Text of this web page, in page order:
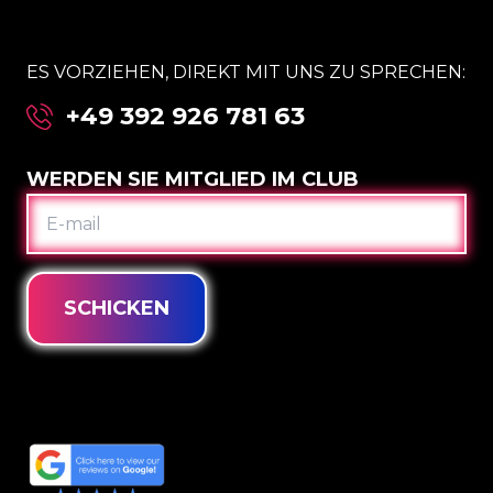
ES VORZIEHEN, DIREKT MIT UNS ZU SPRECHEN:
+49 392 926 781 63
WERDEN SIE MITGLIED IM CLUB
E-
MAIL
SCHICKEN